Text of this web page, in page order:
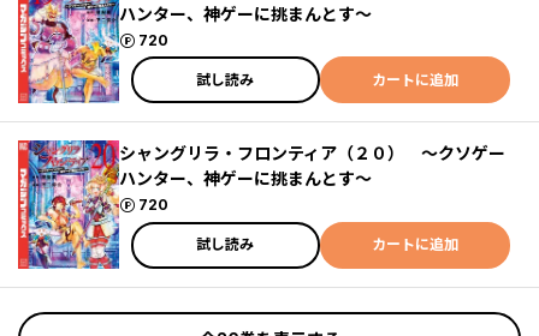
ハンター、神ゲーに挑まんとす～
720
ポイント
試し読み カートに追加
シャングリラ・フロンティア（２０） ～クソゲー
ハンター、神ゲーに挑まんとす～
720
ポイント
試し読み カートに追加